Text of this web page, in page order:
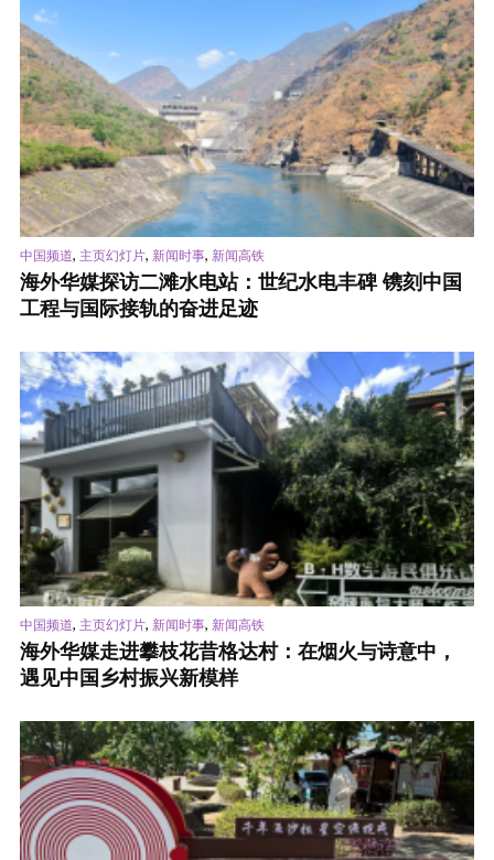
中国频道, 主页幻灯片, 新闻时事, 新闻高铁
海外华媒探访二滩水电站：世纪水电丰碑 镌刻中国
工程与国际接轨的奋进足迹
中国频道, 主页幻灯片, 新闻时事, 新闻高铁
海外华媒走进攀枝花昔格达村：在烟火与诗意中，
遇见中国乡村振兴新模样